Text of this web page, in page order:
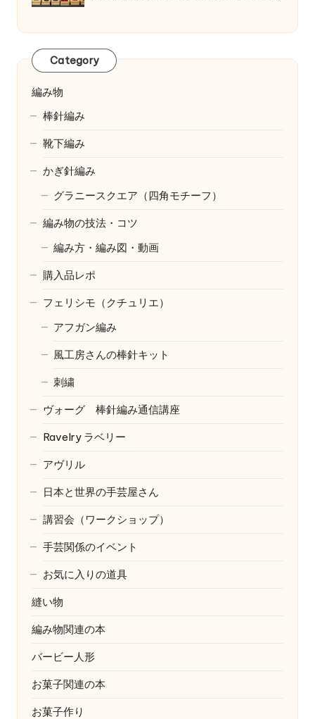
Category
編み物
棒針編み
靴下編み
かぎ針編み
グラニースクエア（四角モチーフ）
編み物の技法・コツ
編み方・編み図・動画
購入品レポ
フェリシモ（クチュリエ）
アフガン編み
風工房さんの棒針キット
刺繍
ヴォーグ 棒針編み通信講座
Ravelry ラベリー
アヴリル
日本と世界の手芸屋さん
講習会（ワークショップ）
手芸関係のイベント
お気に入りの道具
縫い物
編み物関連の本
バービー人形
お菓子関連の本
お菓子作り